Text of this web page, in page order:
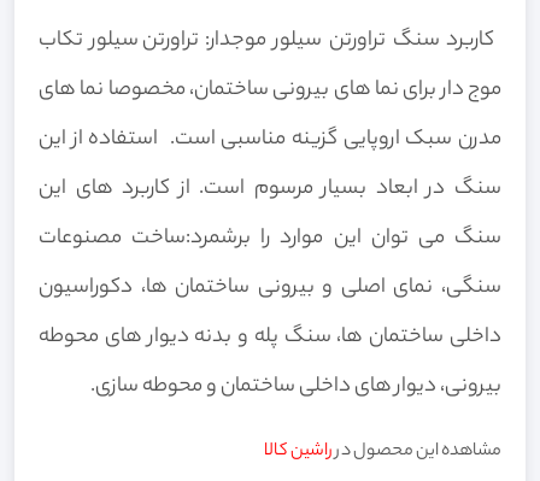
کاربرد سنگ تراورتن سیلور موجدار: تراورتن سیلور تکاب
موج دار برای نما های بیرونی ساختمان، مخصوصا نما های
مدرن سبک اروپایی گزینه مناسبی است. استفاده از این
سنگ در ابعاد بسیار مرسوم است. از کاربرد های این
سنگ می توان این موارد را برشمرد:ساخت مصنوعات
سنگی، نمای اصلی و بیرونی ساختمان ها، دکوراسیون
داخلی ساختمان ها، سنگ پله و بدنه دیوار های محوطه
بیرونی،دیوار های داخلی ساختمان ومحوطه سازی.
مشاهده این محصول درراشین کالا